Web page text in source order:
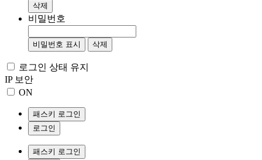
삭제
비밀번호
비밀번호 표시 삭제
로그인 상태 유지
IP 보안
ON
패스키 로그인
로그인
패스키 로그인